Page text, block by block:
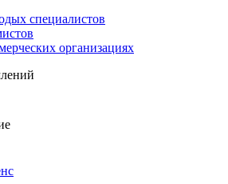
специалистов
организациях